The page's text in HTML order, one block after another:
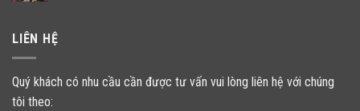
LIÊN HỆ
Quý khách có nhu cầu cần được tư vấn vui lòng liên hệ với chúng
tôi theo: